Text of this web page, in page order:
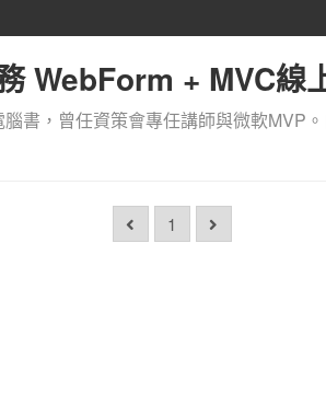
WebForm + MVC線
書，曾任資策會專任講師與微軟MVP
1